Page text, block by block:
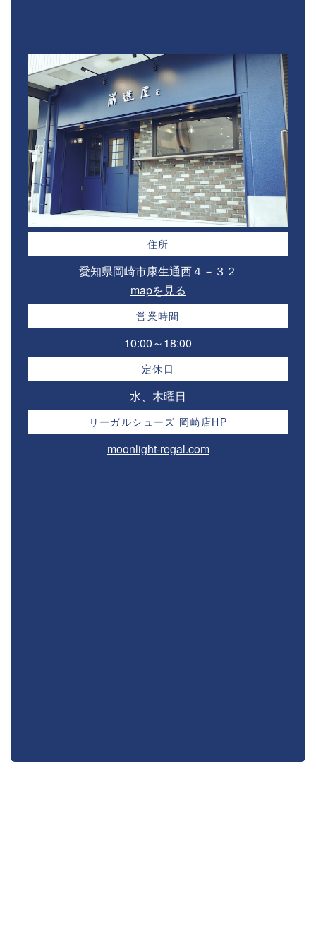
住所
愛知県岡崎市康生通西４－３２⁣
mapを見る
営業時間
10:00～18:00⁣
定休日
水、木曜日
リーガルシューズ 岡崎店HP
moonlight-regal.com